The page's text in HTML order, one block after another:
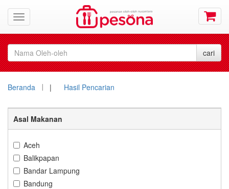
Beranda | Hasil Pencarian
Asal Makanan
Aceh
Balikpapan
Bandar Lampung
Bandung